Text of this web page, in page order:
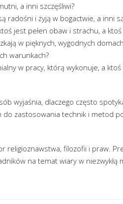
a inni szczęśliwi?
radośni i żyją w bogactwie, a inni
jest pełen obaw i strachu, a
w pięknych, wygodnych
warunkach?
w pracy, którą wykonuje, a
wyjaśnia, dlaczego często
do zastosowania technik i metod
religioznawstwa, filozofii i praw.
na temat wiary w niezwykłą